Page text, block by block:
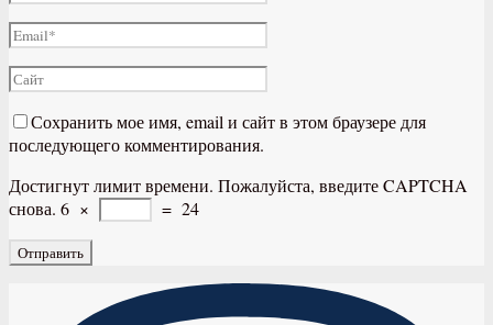
Сохранить мое имя, email и сайт в этом браузере для
последующего комментирования.
Достигнут лимит времени. Пожалуйста, введите CAPTCHA
снова. 6 × = 24